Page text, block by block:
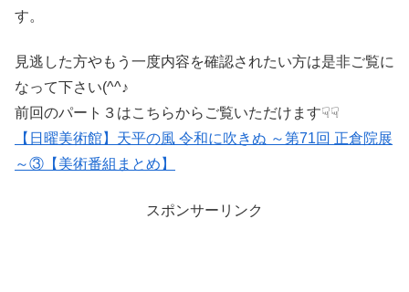
す。
見逃した方やもう一度内容を確認されたい方は是非ご覧に
なって下さい(^^♪
前回のパート３はこちらからご覧いただけます☟☟
【日曜美術館】天平の風 令和に吹きぬ ～第71回 正倉院展
～③【美術番組まとめ】
スポンサーリンク